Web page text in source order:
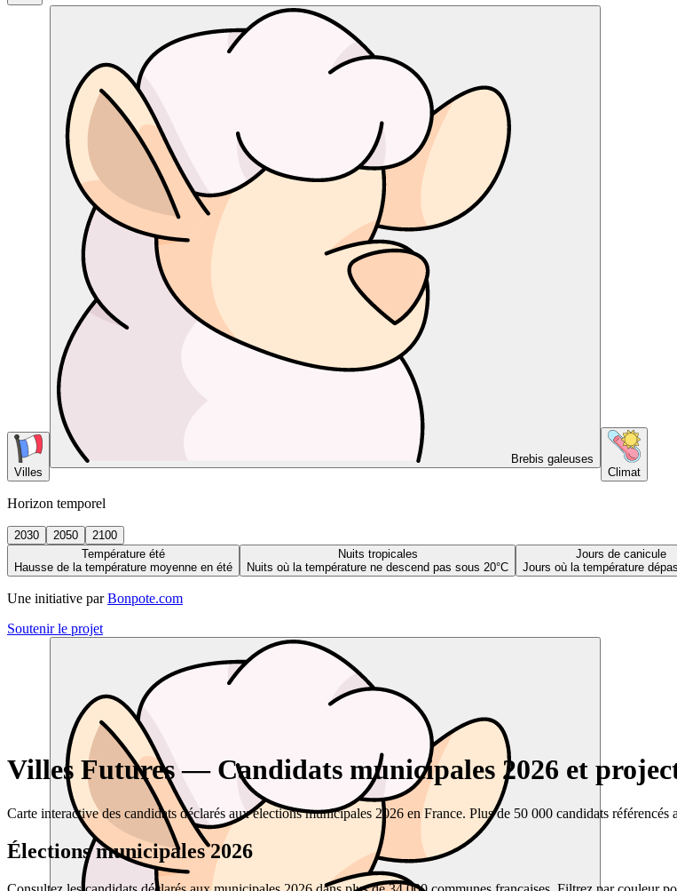
Villes
Brebis galeuses
Climat
Horizon temporel
2030 2050
2100
Température été
Hausse de la température moyenne en été
Nuits tropicales
Nuits où la température ne descend pas sous 20°C
Jours de canicule
Jours où la température
Une initiative par Bonpote.com
Soutenir le projet
Villes Futures — Candidats municipales 2026 et
Carte interactive des candidats déclarés aux élections municipales 2026 en France. Plus de 50 000 candidats
Élections municipales 2026